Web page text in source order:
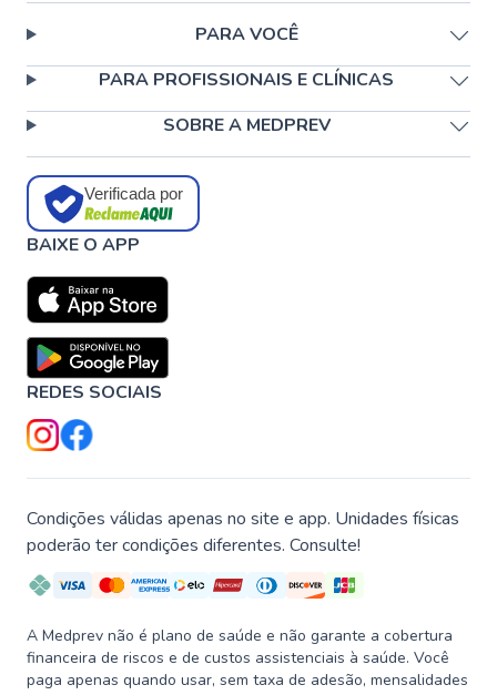
PARA VOCÊ
PARA PROFISSIONAIS E CLÍNICAS
SOBRE A MEDPREV
Verificada por
BAIXE O APP
REDES SOCIAIS
Condições válidas apenas no site e app. Unidades físicas
poderão ter condições diferentes. Consulte!
A Medprev não é plano de saúde e não garante a cobertura
financeira de riscos e de custos assistenciais à saúde. Você
paga apenas quando usar, sem taxa de adesão, mensalidades